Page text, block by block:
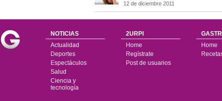
12 de diciembre 2011
NOTICIAS
Actualidad
Deportes
Espectáculos
Salud
Ciencia y
tecnología
2URPI
Home
Regístrate
Post de usuarios
Home